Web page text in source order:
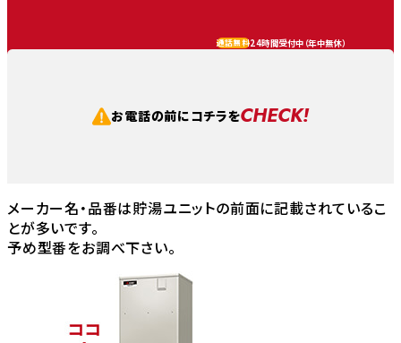
通話無料24時間受付中（年中無休）
お電話の前にコチラをCHECK!
メーカー名・品番は貯湯ユニットの前面に記載されているこ
とが多いです。
予め型番をお調べ下さい。